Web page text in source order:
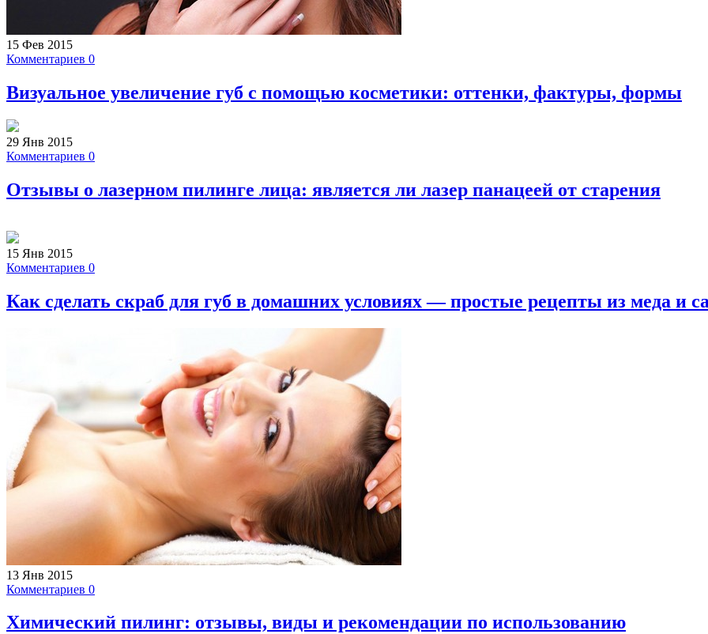
15 Фев 2015
Комментариев 0
Визуальное увеличение губ с помощью косметики: оттенки, фактуры, формы
29 Янв 2015
Комментариев 0
Отзывы о лазерном пилинге лица: является ли лазер панацеей от старения
15 Янв 2015
Комментариев 0
Как сделать скраб для губ в домашних условиях — простые рецепты из меда и
13 Янв 2015
Комментариев 0
Химический пилинг: отзывы, виды и рекомендации по использованию